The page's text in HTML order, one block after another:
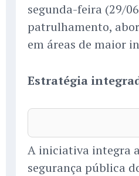
segunda-feira (29/
patrulhamento,
em áreas de maior
Estratégia
A iniciativa integra
segurança pública